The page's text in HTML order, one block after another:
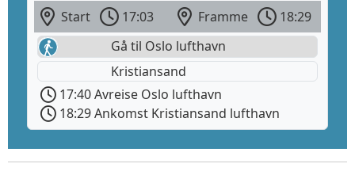
Start 17:03 Framme
18:29
Gå til Oslo lufthavn
Kristiansand
17:40 Avreise Oslo lufthavn
18:29 Ankomst Kristiansand lufthavn